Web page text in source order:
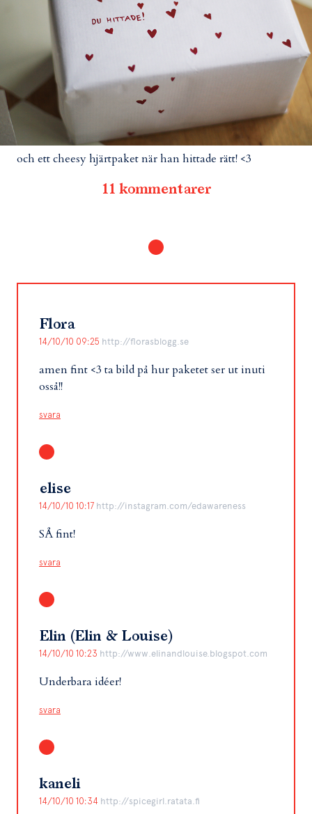
och ett cheesy hjärtpaket när han hittade rätt! <3
11 kommentarer
Flora
14/10/10 09:25 http://florasblogg.se
amen fint <3 ta bild på hur paketet ser ut inuti
osså!!
svara
elise
14/10/10 10:17 http://instagram.com/edawareness
SÅ fint!
svara
Elin (Elin & Louise)
14/10/10 10:23 http://www.elinandlouise.blogspot.com
Underbara idéer!
svara
kaneli
14/10/10 10:34 http://spicegirl.ratata.fi